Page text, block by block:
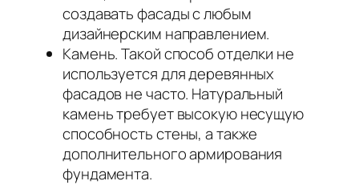
создавать фасады с любым
дизайнерским направлением.
Камень. Такой способ отделки не
используется для деревянных
фасадов не часто. Натуральный
камень требует высокую несущую
способность стены, а также
дополнительного армирования
фундамента.